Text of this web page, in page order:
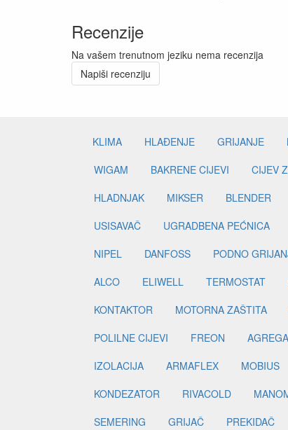
Recenzije
Na vašem trenutnom jeziku nema recenzija
Napiši recenziju
KLIMA HLAĐENJE GRIJANJE
WIGAM
BAKRENE CIJEVI CIJEV
HLADNJAK
MIKSER BLENDER
USISAVAČ
UGRADBENA PEĆNICA
NIPEL
DANFOSS PODNO
ALCO
ELIWELL TERMOSTAT
KONTAKTOR
MOTORNA ZAŠTITA
POLILNE CIJEVI
FREON
IZOLACIJA
ARMAFLEX MOBIUS
KONDEZATOR
RIVACOLD
SEMERING
GRIJAČ PREKIDAČ